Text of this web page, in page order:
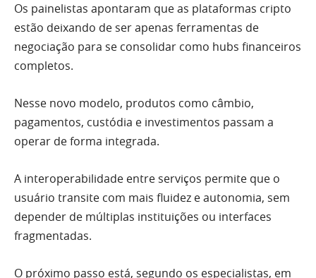
Os painelistas apontaram que as plataformas cripto
estão deixando de ser apenas ferramentas de
negociação para se consolidar como hubs financeiros
completos.
Nesse novo modelo, produtos como câmbio,
pagamentos, custódia e investimentos passam a
operar de forma integrada.
A interoperabilidade entre serviços permite que o
usuário transite com mais fluidez e autonomia, sem
depender de múltiplas instituições ou interfaces
fragmentadas.
O próximo passo está, segundo os especialistas, em